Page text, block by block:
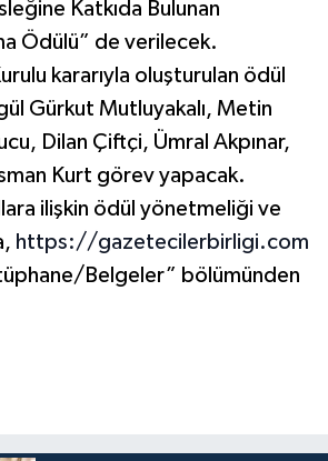
Katkıda Bulunan
Ödülü” de verilecek.
kararıyla oluşturulan ödül
Gürkut Mutluyakalı, Metin
Dilan Çiftçi, Ümral Akpınar,
Kurt görev yapacak.
ilişkin ödül yönetmeliği ve
https://gazetecilerbirligi.com
Belgeler” bölümünden